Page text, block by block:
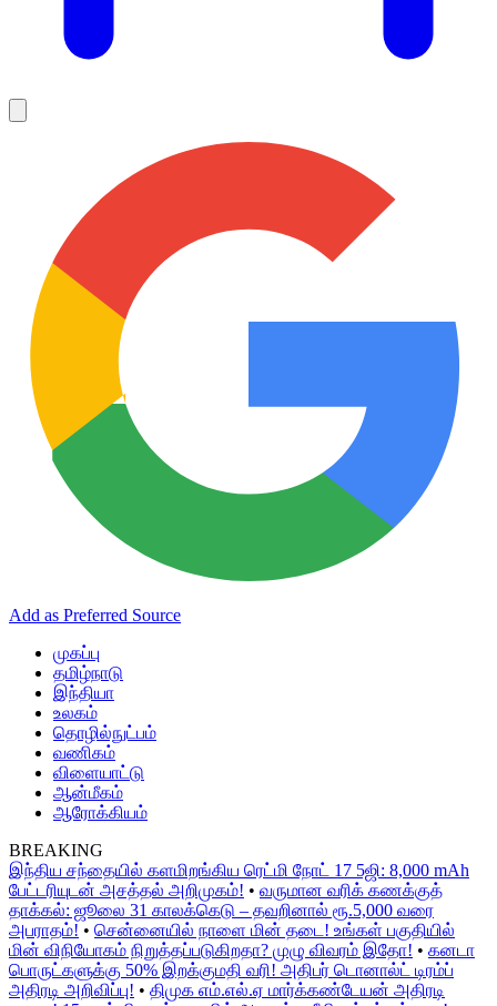
Add as Preferred Source
முகப்பு
தமிழ்நாடு
இந்தியா
உலகம்
தொழில்நுட்பம்
வணிகம்
விளையாட்டு
ஆன்மீகம்
ஆரோக்கியம்
BREAKING
இந்திய சந்தையில் களமிறங்கிய ரெட்மி நோட் 17 5ஜி: 8,000 mAh
பேட்டரியுடன் அசத்தல் அறிமுகம்! • வருமான வரிக் கணக்குத்
தாக்கல்: ஜூலை 31 காலக்கெடு – தவறினால் ரூ.5,000 வரை
அபராதம்! • சென்னையில் நாளை மின் தடை! உங்கள் பகுதியில்
மின் விநியோகம் நிறுத்தப்படுகிறதா? முழு விவரம் இதோ! • கனடா
பொருட்களுக்கு 50% இறக்குமதி வரி! அதிபர் டொனால்ட் டிரம்ப்
அதிரடி அறிவிப்பு! • திமுக எம்.எல்.ஏ மார்க்கண்டேயன் அதிரடி